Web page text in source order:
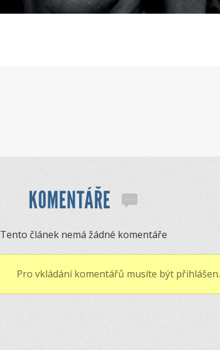
KOMENTÁŘE
Tento článek nemá žádné komentáře
Pro vkládání komentářů musíte být přihlášen.